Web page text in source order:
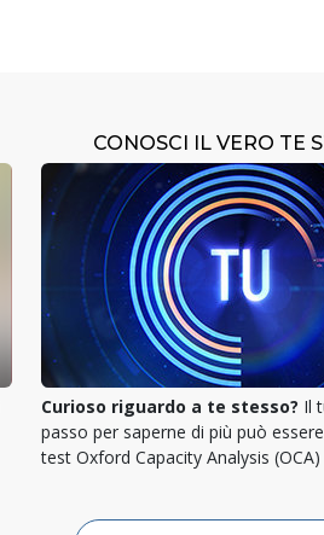
CONOSCI IL VERO TE
Curioso riguardo a te stesso? Il
passo per saperne di più può
test Oxford Capacity Analysis